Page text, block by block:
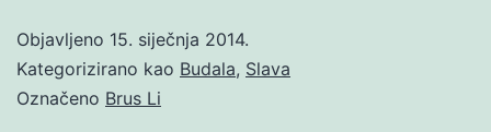
Objavljeno 15. siječnja 2014.
Kategorizirano kao Budala, Slava
Označeno Brus Li